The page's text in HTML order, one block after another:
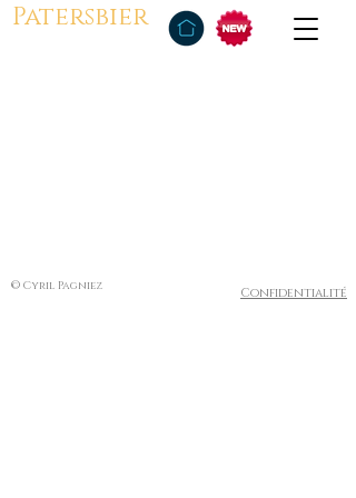
Patersbier
© Cyril Pagniez Confidentialité